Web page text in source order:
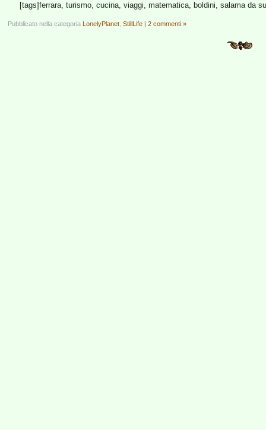
[tags]ferrara, turismo, cucina, viaggi, matematica, boldini, salama da
Pubblicato nella categoria LonelyPlanet StillLife | 2 commenti »